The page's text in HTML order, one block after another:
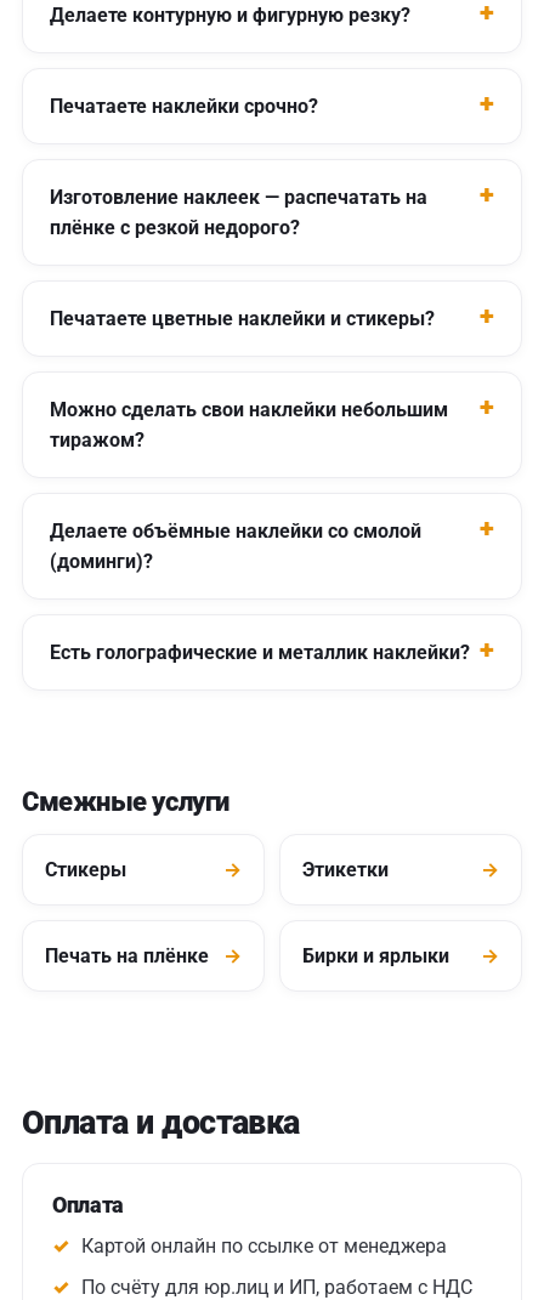
Делаете контурную и фигурную резку?
Печатаете наклейки срочно?
Изготовление наклеек — распечатать на
плёнке с резкой недорого?
Печатаете цветные наклейки и стикеры?
Можно сделать свои наклейки небольшим
тиражом?
Делаете объёмные наклейки со смолой
(доминги)?
Есть голографические и металлик наклейки?
Смежные услуги
Стикеры → Этикетки →
Печать на плёнке → Бирки и ярлыки →
Оплата и доставка
Оплата
Картой онлайн по ссылке от менеджера
По счёту для юр.лиц и ИП, работаем с НДС